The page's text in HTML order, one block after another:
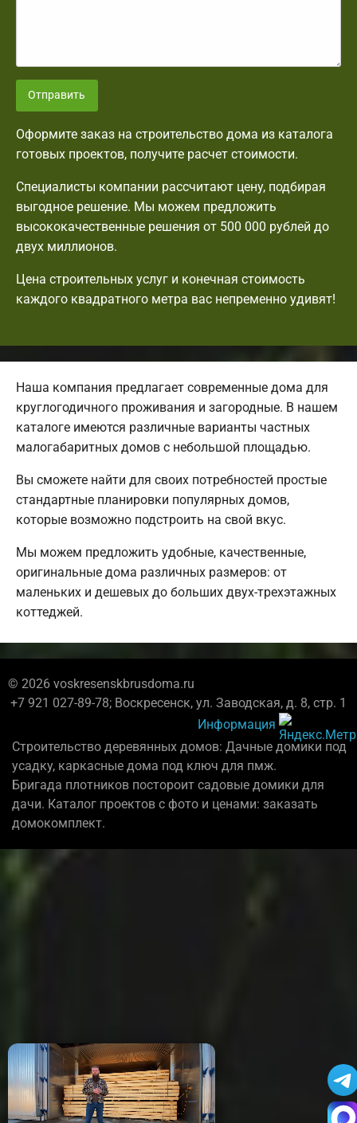
Отправить
Оформите заказ на строительство дома из каталога
готовых проектов, получите расчет стоимости.
Специалисты компании рассчитают цену, подбирая
выгодное решение. Мы можем предложить
высококачественные решения от 500 000 рублей до
двух миллионов.
Цена строительных услуг и конечная стоимость
каждого квадратного метра вас непременно удивят!
Наша компания предлагает современные дома для
круглогодичного проживания и загородные. В нашем
каталоге имеются различные варианты частных
малогабаритных домов с небольшой площадью.
Вы сможете найти для своих потребностей простые
стандартные планировки популярных домов,
которые возможно подстроить на свой вкус.
Мы можем предложить удобные, качественные,
оригинальные дома различных размеров: от
маленьких и дешевых до больших двух-трехэтажных
коттеджей.
© 2026 voskresenskbrusdoma.ru
+7 921 027-89-78; Воскресенск, ул. Заводская, д. 8, стр. 1
Информация
Строительство деревянных домов: Дачные домики под
усадку, каркасные дома под ключ для пмж.
Бригада плотников постороит садовые домики для
дачи. Каталог проектов с фото и ценами: заказать
домокомплект.